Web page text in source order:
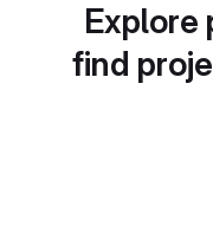
Explore
find